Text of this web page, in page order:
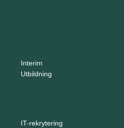
Interim
Utbildning
IT-rekrytering